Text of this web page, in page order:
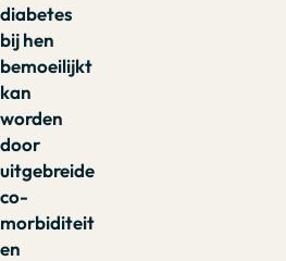
diabetes
bij hen
bemoeilijkt
kan
worden
door
uitgebreide
co-
morbiditeit
en